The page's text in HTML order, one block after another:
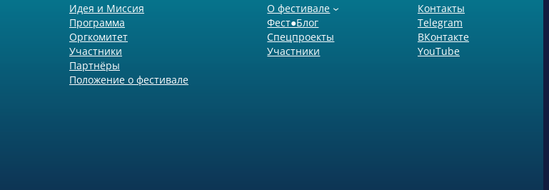
Идея и Миссия
Программа
Оргкомитет
Участники
Партнёры
Положение о фестивале
О фестивале
Фест●Блог
Спецпроекты
Участники
Контакты
Telegram
ВКонтакте
YouTube